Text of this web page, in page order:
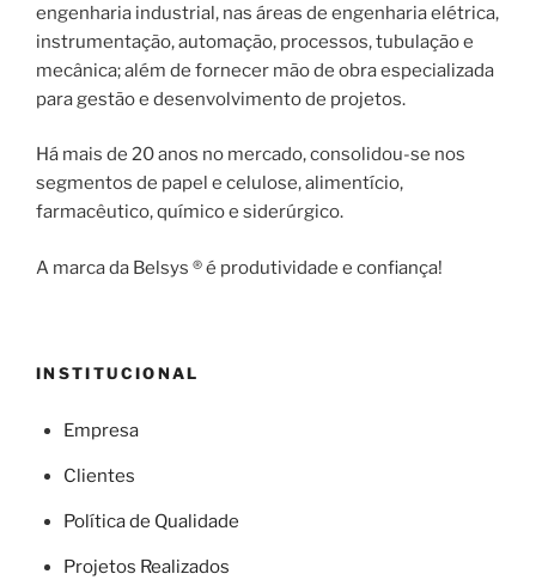
engenharia industrial, nas áreas de engenharia elétrica,
instrumentação, automação, processos, tubulação e
mecânica; além de fornecer mão de obra especializada
para gestão e desenvolvimento de projetos.
Há mais de 20 anos no mercado, consolidou-se nos
segmentos de papel e celulose, alimentício,
farmacêutico, químico e siderúrgico.
A marca da Belsys ® é produtividade e confiança!
INSTITUCIONAL
Empresa
Clientes
Política de Qualidade
Projetos Realizados